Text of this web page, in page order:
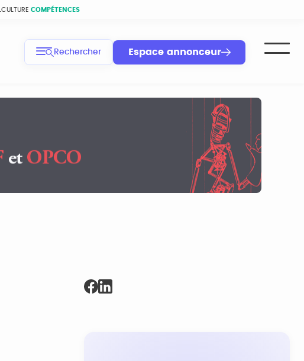
COMPÉTENCES
Rechercher Espace annonceur